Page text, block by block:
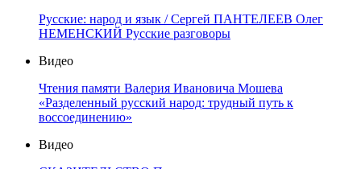
Русские: народ и язык / Сергей ПАНТЕЛЕЕВ Олег
НЕМЕНСКИЙ Русские разговоры
Видео
Чтения памяти Валерия Ивановича Мошева
«Разделенный русский народ: трудный путь к
воссоединению»
Видео